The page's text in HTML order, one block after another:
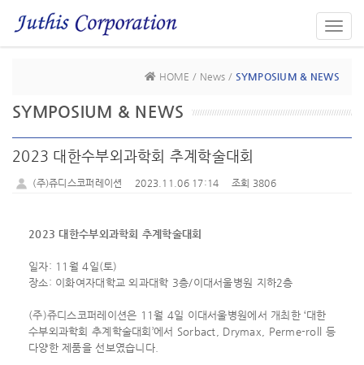
HOME / News / SYMPOSIUM & NEWS
SYMPOSIUM & NEWS
2023 대한수부외과학회 추계학술대회
(주)쥬디스코퍼레이션 2023.11.06 17:14 조회 3806
2023 대한수부외과학회 추계학술대회
일자: 11월 4일(토)
장소: 이화여자대학교 외과대학 3층/이대서울병원 지하2층
(주)쥬디스코퍼레이션은 11월 4일 이대서울병원에서 개최한 ‘대한
수부외과학회 추계학술대회’에서 Sorbact, Drymax, Perme-roll 등
다양한 제품을 선보였습니다.